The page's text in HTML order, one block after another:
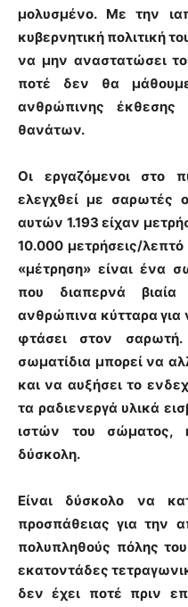
μολυσμένο. Με την
κυβερνητική πολιτική
να μην αναστατώσει
ποτέ δεν θα
ανθρώπινης έκθεσης
θανάτων.
Οι εργαζόμενοι στο
ελεγχθεί με σαρωτές
αυτών 1.193 είχαν
10.000 μετρήσεις/
«μέτρηση» είναι ένα
που διαπερνά
ανθρώπινα κύτταρα για
φτάσει στον
σωματίδια μπορεί να
και να αυξήσει το
τα ραδιενεργά υλικά
ιστών του σώματος,
δύσκολη.
Είναι δύσκολο να
προσπάθειας για την
πολυπληθούς πόλης
εκατοντάδες
δεν έχει ποτέ πριν